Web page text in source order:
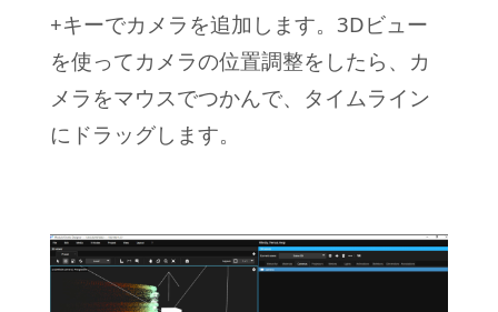
+キーでカメラを追加します。3Dビュー
を使ってカメラの位置調整をしたら、カ
メラをマウスでつかんで、タイムライン
にドラッグします。